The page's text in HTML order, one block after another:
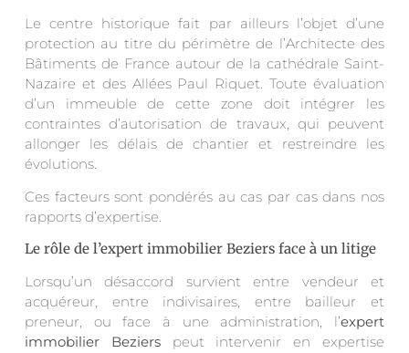
Le centre historique fait par ailleurs l’objet d’une
protection au titre du périmètre de l’Architecte des
Bâtiments de France autour de la cathédrale Saint-
Nazaire et des Allées Paul Riquet. Toute évaluation
d’un immeuble de cette zone doit intégrer les
contraintes d’autorisation de travaux, qui peuvent
allonger les délais de chantier et restreindre les
évolutions.
Ces facteurs sont pondérés au cas par cas dans nos
rapports d’expertise.
Le rôle de l’expert immobilier Beziers face à un litige
Lorsqu’un désaccord survient entre vendeur et
acquéreur, entre indivisaires, entre bailleur et
preneur, ou face à une administration, l’expert
immobilier Bezierspeut intervenir en expertise